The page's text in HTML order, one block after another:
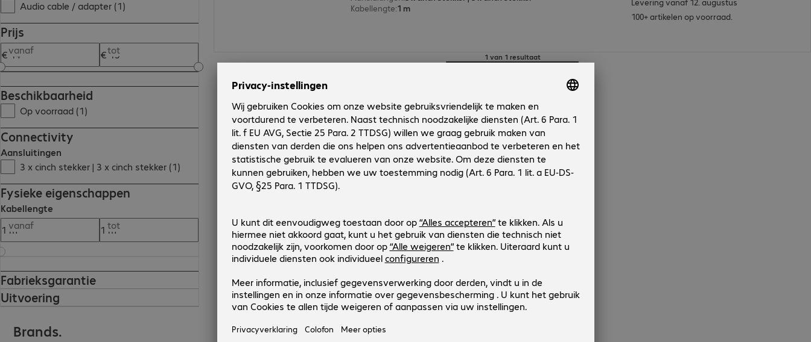
Audio cable / adapter (1)
Prijs
vanaf tot
Beschikbaarheid
Op voorraad (1)
Connectivity
Aansluitingen
3 x cinch stekker | 3 x cinch stekker (1)
Fysieke eigenschappen
Kabellengte
vanaf
tot
Fabrieksgarantie
Uitvoering
Kabellengte:1 m
100+ artikelen op voorraad.
1 van 1 resultaat
Brands.